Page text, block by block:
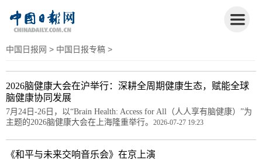
中国日报网 > 中国日报专稿 >
2026脑健康大会在沪举行：深耕全周期健康生态，赋能全球
脑健康协同发展
7月24日-26日，以“Brain Health: Access for All（人人享有脑健康）”为
主题的2026脑健康大会在上海隆重举行。 2026-07-27 19:23
《和平与未来交响音乐会》在京上演